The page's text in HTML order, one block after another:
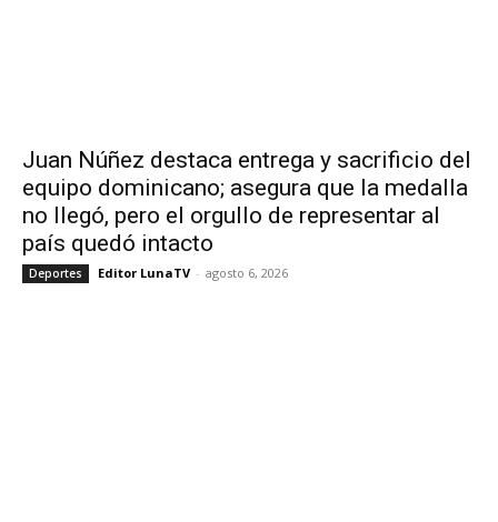
Juan Núñez destaca entrega y sacrificio del
equipo dominicano; asegura que la medalla
no llegó, pero el orgullo de representar al
país quedó intacto
Deportes Editor LunaTV - agosto 6, 2026